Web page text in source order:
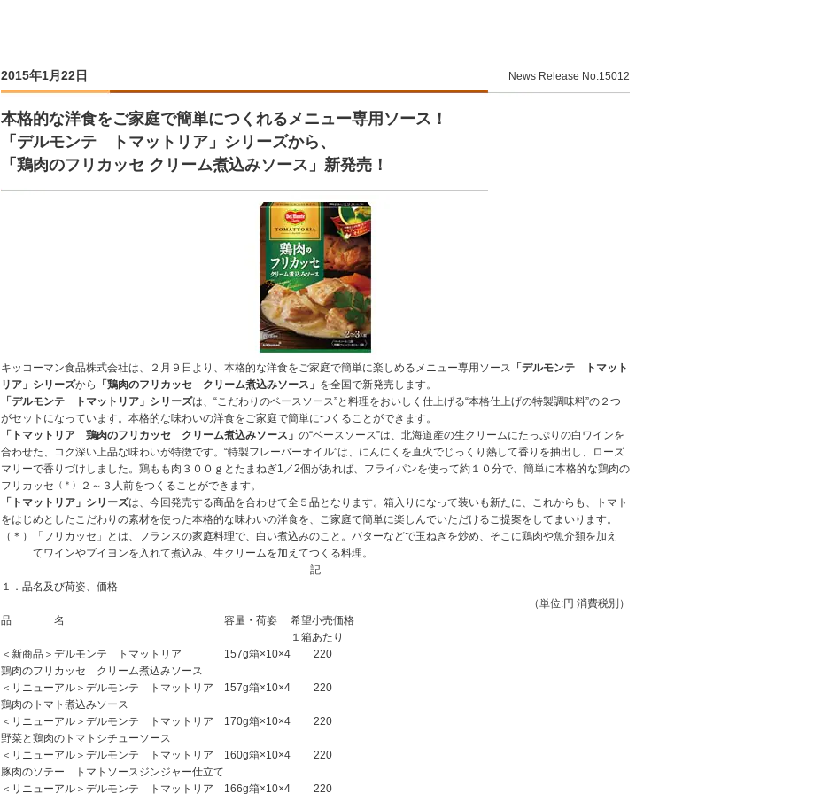
2015年1月22日 News Release No.15012
本格的な洋食をご家庭で簡単につくれるメニュー専用ソース！
「デルモンテ トマットリア」シリーズから、
「鶏肉のフリカッセ クリーム煮込みソース」新発売！
キッコーマン食品株式会社は、２月９日より、本格的な洋食をご家庭で簡単に楽しめるメニュー専用ソース 「デルモンテ トマット
リア」シリーズから 「鶏肉のフリカッセ クリーム煮込みソース」 を全国で新発売します。
「デルモンテ トマットリア」シリーズは、“こだわりのベースソース”と料理をおいしく仕上げる“本格仕上げの特製調味料”の２つ
がセットになっています。本格的な味わいの洋食をご家庭で簡単につくることができます。
「トマットリア 鶏肉のフリカッセ クリーム煮込みソース」 の“ベースソース”は、北海道産の生クリームにたっぷりの白ワインを
合わせた、コク深い上品な味わいが特徴です。“特製フレーバーオイル”は、にんにくを直火でじっくり熱して香りを抽出し、ローズ
マリーで香りづけしました。鶏もも肉３００ｇとたまねぎ1／2個があれば、フライパンを使って約１０分で、簡単に本格的な鶏肉の
フリカッセ （＊）
２～３人前をつくることができます。
「トマットリア」シリーズは、今回発売する商品を合わせて全５品となります。箱入りになって装いも新たに、これからも、トマト
をはじめとしたこだわりの素材を使った本格的な味わいの洋食を、ご家庭で簡単に楽しんでいただけるご提案をしてまいります。
（＊）
「フリカッセ」とは、フランスの家庭料理で、白い煮込みのこと。バターなどで玉ねぎを炒め、そこに鶏肉や魚介類を加え
てワインやブイヨンを入れて煮込み、生クリームを加えてつくる料理。
記
１．品名及び荷姿、価格
（単位:円 消費税別）
品 名
容量・荷姿
希望小売価格
１箱あたり
＜新商品＞デルモンテ トマットリア
鶏肉のフリカッセ クリーム煮込みソース
157g箱×10×4 220
＜リニューアル＞デルモンテ トマットリア
鶏肉のトマト煮込みソース
157g箱×10×4 220
＜リニューアル＞デルモンテ トマットリア
野菜と鶏肉のトマトシチューソース
170g箱×10×4 220
＜リニューアル＞デルモンテ トマットリア
豚肉のソテー トマトソースジンジャー仕立て
160g箱×10×4 220
＜リニューアル＞デルモンテ トマットリア 166g箱×10×4 220